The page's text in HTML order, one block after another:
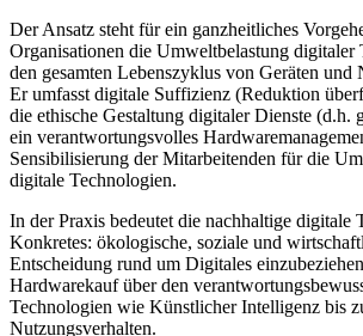
Der Ansatz steht für ein ganzheitliches
Organisationen die Umweltbelastung digitaler
den gesamten Lebenszyklus von Geräten und
Er umfasst digitale Suffizienz (Reduktion
die ethische Gestaltung digitaler Dienste (d.h.
ein verantwortungsvolles
Sensibilisierung der Mitarbeitenden für die
digitale Technologien.
In der Praxis bedeutet die nachhaltige digitale
Konkretes: ökologische, soziale und
Entscheidung rund um Digitales
Hardwarekauf über den
Technologien wie Künstlicher Intelligenz bis
Nutzungsverhalten.